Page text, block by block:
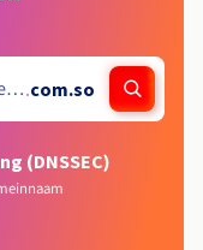
.com.so
(DNSSEC)